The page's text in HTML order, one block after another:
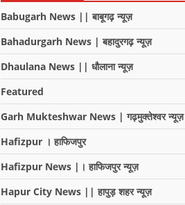
Babugarh News || बाबूगढ़ न्यूज़
Bahadurgarh News | बहादुरगढ़ न्यूज़
Dhaulana News || धौलाना न्यूज़
Featured
Garh Mukteshwar News | गढ़मुक्तेश्वर न्यूज़
Hafizpur । हाफिजपुर
Hafizpur News |। हाफिजपुर न्यूज़
Hapur City News || हापुड़ शहर न्यूज़